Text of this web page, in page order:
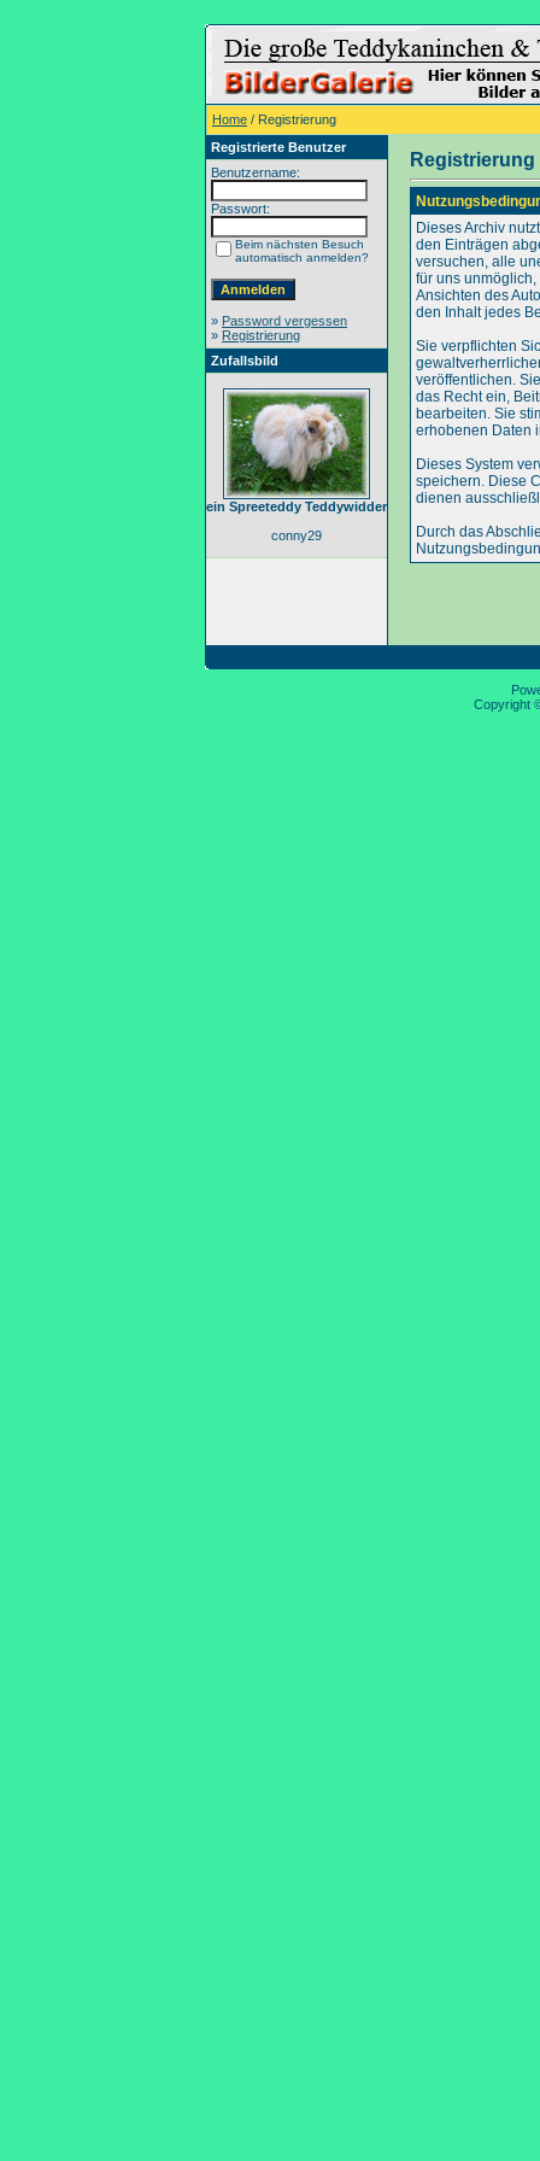
Home / Registrierung
Registrierte Benutzer
Benutzername:
Passwort:
Beim nächsten Besuch
automatisch anmelden?
» Password vergessen
» Registrierung
Zufallsbild
ein Spreeteddy Teddywidder
conny29
Registrierung
Dieses Archiv
den Einträgen
versuchen, alle
für uns
Ansichten des
den Inhalt jedes
Sie verpflichten
veröffentlichen.
das Recht ein,
bearbeiten. Sie
erhobenen Daten
Dieses System
speichern. Diese
dienen
Durch das
Copyright